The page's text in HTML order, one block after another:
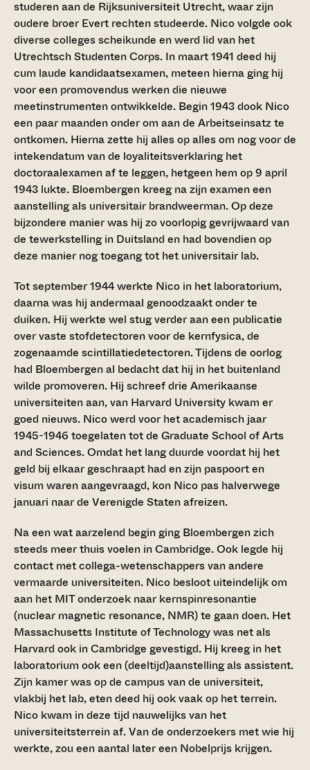
studeren aan de Rijksuniversiteit Utrecht, waar zijn
oudere broer Evert rechten studeerde. Nico volgde ook
diverse colleges scheikunde en werd lid van het
Utrechtsch Studenten Corps. In maart 1941 deed hij
cum laude kandidaatsexamen, meteen hierna ging hij
voor een promovendus werken die nieuwe
meetinstrumenten ontwikkelde. Begin 1943 dook Nico
een paar maanden onder om aan de Arbeitseinsatz te
ontkomen. Hierna zette hij alles op alles om nog voor de
intekendatum van de loyaliteitsverklaring het
doctoraalexamen af te leggen, hetgeen hem op 9 april
1943 lukte. Bloembergen kreeg na zijn examen een
aanstelling als universitair brandweerman. Op deze
bijzondere manier was hij zo voorlopig gevrijwaard van
de tewerkstelling in Duitsland en had bovendien op
deze manier nog toegang tot het universitair lab.
Tot september 1944 werkte Nico in het laboratorium,
daarna was hij andermaal genoodzaakt onder te
duiken. Hij werkte wel stug verder aan een publicatie
over vaste stofdetectoren voor de kernfysica, de
zogenaamde scintillatiedetectoren. Tijdens de oorlog
had Bloembergen al bedacht dat hij in het buitenland
wilde promoveren. Hij schreef drie Amerikaanse
universiteiten aan, van Harvard University kwam er
goed nieuws. Nico werd voor het academisch jaar
1945-1946 toegelaten tot de Graduate School of Arts
and Sciences. Omdat het lang duurde voordat hij het
geld bij elkaar geschraapt had en zijn paspoort en
visum waren aangevraagd, kon Nico pas halverwege
januari naar de Verenigde Staten afreizen.
Na een wat aarzelend begin ging Bloembergen zich
steeds meer thuis voelen in Cambridge. Ook legde hij
contact met collega-wetenschappers van andere
vermaarde universiteiten. Nico besloot uiteindelijk om
aan het MIT onderzoek naar kernspinresonantie
(nuclear magnetic resonance, NMR) te gaan doen. Het
Massachusetts Institute of Technology was net als
Harvard ook in Cambridge gevestigd. Hij kreeg in het
laboratorium ook een (deeltijd)aanstelling als assistent.
Zijn kamer was op de campus van de universiteit,
vlakbij het lab, eten deed hij ook vaak op het terrein.
Nico kwam in deze tijd nauwelijks van het
universiteitsterrein af. Van de onderzoekers met wie hij
werkte, zou een aantal later een Nobelprijs krijgen.